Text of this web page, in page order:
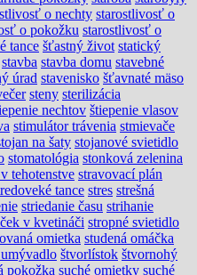
o nechty starostlivosť o
o pokožku starostlivosť o
tance šťastný život statický
stavba stavba domu stavebné
úrad stavenisko šťavnaté mäso
steny sterilizácia
nechtov štiepenie vlasov
stimulátor trávenia stmievače
na šaty stojanové svietidlo
stomatológia stonková zelenina
tehotenstve stravovací plán
tance stres strešná
striedanie času strihanie
v kvetináči stropné svietidlo
omietka studená omáčka
štvorlístok štvornohý
pokožka suché omietky suché